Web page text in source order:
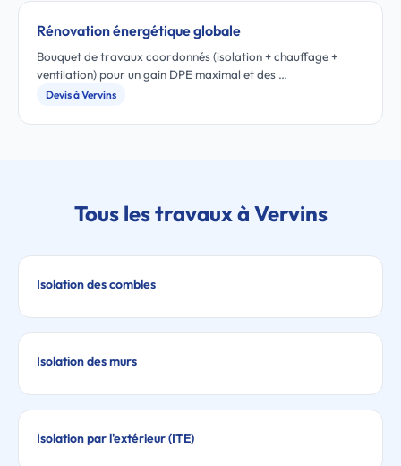
Rénovation énergétique globale
Bouquet de travaux coordonnés (isolation + chauffage +
ventilation) pour un gain DPE maximal et des …
Devis à Vervins
Tous les travaux à Vervins
Isolation des combles
Isolation des murs
Isolation par l'extérieur (ITE)